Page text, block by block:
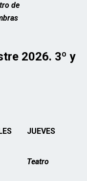
de
2026. 3º y
JUEVES
Teatro